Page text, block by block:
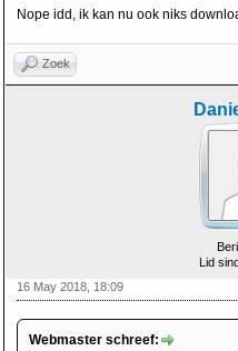
Nope idd, ik kan nu ook niks
Zoek
Lid
16 May 2018, 18:09
Webmaster schreef: